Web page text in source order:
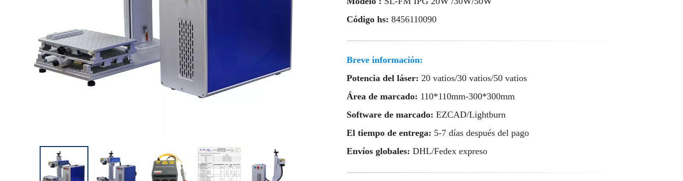
Código hs: 8456110090
Breve información:
Potencia del láser: 20 vatios/30 vatios/50 vatios
Área de marcado: 110*110mm-300*300mm
Software de marcado: EZCAD/Lightburn
El tiempo de entrega: 5-7 días después del pago
Envíos globales: DHL/Fedex expreso